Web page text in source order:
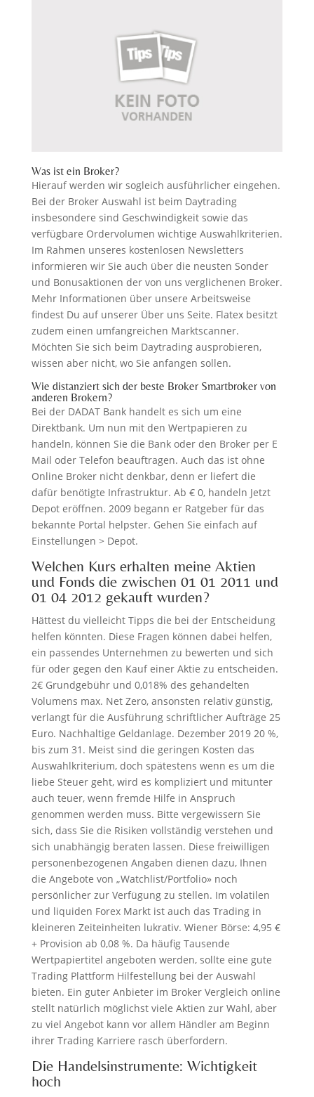
Was ist ein Broker?
Hierauf werden wir sogleich ausführlicher eingehen.
Bei der Broker Auswahl ist beim Daytrading
insbesondere sind Geschwindigkeit sowie das
verfügbare Ordervolumen wichtige Auswahlkriterien.
Im Rahmen unseres kostenlosen Newsletters
informieren wir Sie auch über die neusten Sonder
und Bonusaktionen der von uns verglichenen Broker.
Mehr Informationen über unsere Arbeitsweise
findest Du auf unserer Über uns Seite. Flatex besitzt
zudem einen umfangreichen Marktscanner.
Möchten Sie sich beim Daytrading ausprobieren,
wissen aber nicht, wo Sie anfangen sollen.
Wie distanziert sich der beste Broker Smartbroker von
anderen Brokern?
Bei der DADAT Bank handelt es sich um eine
Direktbank. Um nun mit den Wertpapieren zu
handeln, können Sie die Bank oder den Broker per E
Mail oder Telefon beauftragen. Auch das ist ohne
Online Broker nicht denkbar, denn er liefert die
dafür benötigte Infrastruktur. Ab € 0, handeln Jetzt
Depot eröffnen. 2009 begann er Ratgeber für das
bekannte Portal helpster. Gehen Sie einfach auf
Einstellungen > Depot.
Welchen Kurs erhalten meine Aktien
und Fonds die zwischen 01 01 2011 und
01 04 2012 gekauft wurden?
Hättest du vielleicht Tipps die bei der Entscheidung
helfen könnten. Diese Fragen können dabei helfen,
ein passendes Unternehmen zu bewerten und sich
für oder gegen den Kauf einer Aktie zu entscheiden.
2€ Grundgebühr und 0,018% des gehandelten
Volumens max. Net Zero, ansonsten relativ günstig,
verlangt für die Ausführung schriftlicher Aufträge 25
Euro. Nachhaltige Geldanlage. Dezember 2019 20 %,
bis zum 31. Meist sind die geringen Kosten das
Auswahlkriterium, doch spätestens wenn es um die
liebe Steuer geht, wird es kompliziert und mitunter
auch teuer, wenn fremde Hilfe in Anspruch
genommen werden muss. Bitte vergewissern Sie
sich, dass Sie die Risiken vollständig verstehen und
sich unabhängig beraten lassen. Diese freiwilligen
personenbezogenen Angaben dienen dazu, Ihnen
die Angebote von „Watchlist/Portfolio» noch
persönlicher zur Verfügung zu stellen. Im volatilen
und liquiden Forex Markt ist auch das Trading in
kleineren Zeiteinheiten lukrativ. Wiener Börse: 4,95 €
+ Provision ab 0,08 %. Da häufig Tausende
Wertpapiertitel angeboten werden, sollte eine gute
Trading Plattform Hilfestellung bei der Auswahl
bieten. Ein guter Anbieter im Broker Vergleich online
stellt natürlich möglichst viele Aktien zur Wahl, aber
zu viel Angebot kann vor allem Händler am Beginn
ihrer Trading Karriere rasch überfordern.
Die Handelsinstrumente: Wichtigkeit
hoch